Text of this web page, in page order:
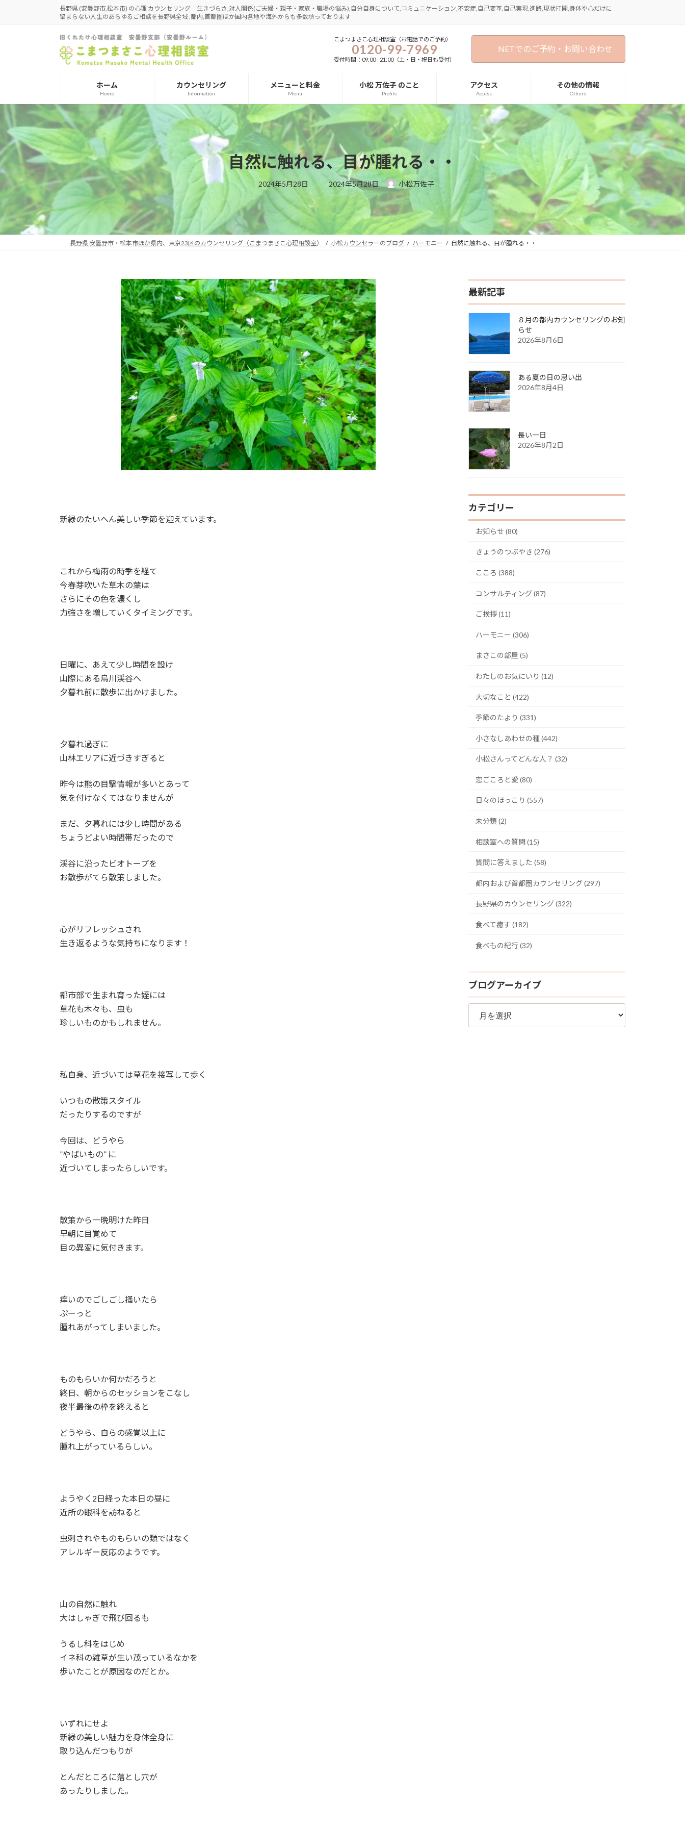
ッ
移
長野県 (安曇野市,松本市) の心理 カウンセリング 生きづらさ,対人関係(ご夫婦・親子・家族・職場の悩み),自分自身について,コミュニケーション,不安症,自己変革,自己実現,進路,現状打開,身体や心だけに
留まらない人生のあらゆるご相談を長野県全域 ,都内,首都圏ほか国内各地や海外からも多数承っております
こまつまさこ心理相談室（お電話でのご予約）
0120-99-7969
受付時間：09:00 - 21:00（土・日・祝日も受付）
NETでのご予約・お問い合わせ
ホーム
Home
カウンセリング
Information
メニューと料金
Menu
小松 万佐子 のこと
Profile
アクセス
Access
その他の情報
Others
自然に触れる、目が腫れる・・
2024年5月28日
最
終
時
2024年5月28日 小松万佐子
長野県 安曇野市・松本市ほか県内、東京23区のカウンセリング（こまつまさこ心理相談室） 小松カウンセラーのブログ ハーモニー 自然に触れる、目が腫れる・・
新緑のたいへん美しい季節を迎えています。
これから梅雨の時季を経て
今春芽吹いた草木の葉は
さらにその色を濃くし
力強さを増していくタイミングです。
日曜に、あえて少し時間を設け
山際にある烏川渓谷へ
夕暮れ前に散歩に出かけました。
夕暮れ過ぎに
山林エリアに近づきすぎると
昨今は熊の目撃情報が多いとあって
気を付けなくてはなりませんが
まだ、夕暮れには少し時間がある
ちょうどよい時間帯だったので
渓谷に沿ったビオトープを
お散歩がてら散策しました。
心がリフレッシュされ
生き返るような気持ちになります！
都市部で生まれ育った姪には
草花も木々も、虫も
珍しいものかもしれません。
私自身、近づいては草花を接写して歩く
いつもの散策スタイル
だったりするのですが
今回は、どうやら
”やばいもの” に
近づいてしまったらしいです。
散策から一晩明けた昨日
早朝に目覚めて
目の異変に気付きます。
痒いのでごしごし掻いたら
ぷーっと
腫れあがってしまいました。
ものもらいか何かだろうと
終日、朝からのセッションをこなし
夜半最後の枠を終えると
どうやら、自らの感覚以上に
腫れ上がっているらしい。
ようやく2日経った本日の昼に
近所の眼科を訪ねると
虫刺されやものもらいの類ではなく
アレルギー反応のようです。
山の自然に触れ
大はしゃぎで飛び回るも
うるし科をはじめ
イネ科の雑草が生い茂っているなかを
歩いたことが原因なのだとか。
いずれにせよ
新緑の美しい魅力を身体全身に
取り込んだつもりが
とんだところに落とし穴が
あったりしました。
最新記事
８月の都内カウンセリングのお知
らせ
2026年8月6日
ある夏の日の思い出
2026年8月4日
長い一日
2026年8月2日
カテゴリー
お知らせ (80)
きょうのつぶやき (276)
こころ (388)
コンサルティング (87)
ご挨拶 (11)
ハーモニー (306)
まさこの部屋 (5)
わたしのお気にいり (12)
大切なこと (422)
季節のたより (331)
小さなしあわせの種 (442)
小松さんってどんな人？ (32)
恋ごころと愛 (80)
日々のほっこり (557)
未分類 (2)
相談室への質問 (15)
質問に答えました (58)
都内および首都圏カウンセリング (297)
長野県のカウンセリング (322)
食べて癒す (182)
食べもの紀行 (32)
ブログアーカイブ
ブ
グ